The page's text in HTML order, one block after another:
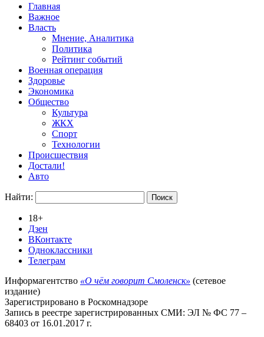
Главная
Важное
Власть
Мнение, Аналитика
Политика
Рейтинг событий
Военная операция
Здоровье
Экономика
Общество
Культура
ЖКХ
Спорт
Технологии
Происшествия
Достали!
Авто
Найти:
18+
Дзен
ВКонтакте
Одноклассники
Телеграм
Информагентство «О чём говорит Смоленск» (сетевое
издание)
Зарегистрировано в Роскомнадзоре
Запись в реестре зарегистрированных СМИ: ЭЛ № ФС 77 –
68403 от 16.01.2017 г.